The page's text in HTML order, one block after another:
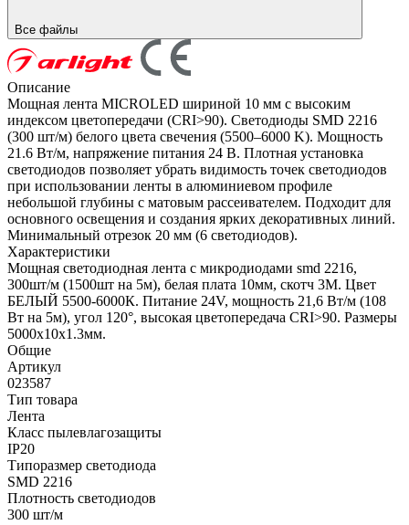
Все файлы
Описание
Мощная лента MICROLED шириной 10 мм с высоким
индексом цветопередачи (CRI>90). Светодиоды SMD 2216
(300 шт/м) белого цвета свечения (5500–6000 K). Мощность
21.6 Вт/м, напряжение питания 24 В. Плотная установка
светодиодов позволяет убрать видимость точек светодиодов
при использовании ленты в алюминиевом профиле
небольшой глубины с матовым рассеивателем. Подходит для
основного освещения и создания ярких декоративных линий.
Минимальный отрезок 20 мм (6 светодиодов).
Характеристики
Мощная светодиодная лента с микродиодами smd 2216,
300шт/м (1500шт на 5м), белая плата 10мм, скотч 3М. Цвет
БЕЛЫЙ 5500-6000К. Питание 24V, мощность 21,6 Вт/м (108
Вт на 5м), угол 120°, высокая цветопередача CRI>90. Размеры
5000x10х1.3мм.
Общие
Артикул
023587
Тип товара
Лента
Класс пылевлагозащиты
IP20
Типоразмер светодиода
SMD 2216
Плотность светодиодов
300 шт/м